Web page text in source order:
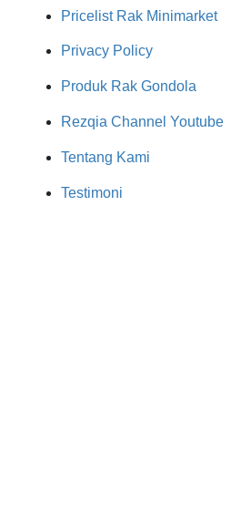
Pricelist Rak Minimarket
Privacy Policy
Produk Rak Gondola
Rezqia Channel Youtube
Tentang Kami
Testimoni